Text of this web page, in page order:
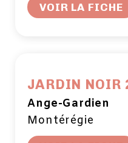
VOIR LA FICHE
JARDIN NOIR
Ange-Gardien
Montérégie